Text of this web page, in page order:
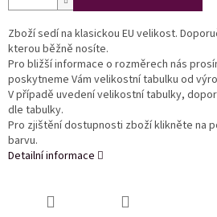
Zboží sedí na klasickou EU velikost.
kterou běžně nosíte.
Pro bližší informace o rozměrech nás
poskytneme Vám velikostní tabulku od
V případě uvedení velikostní tabulky,
dle tabulky.
Pro zjištění dostupnosti zboží klikněte na
barvu.
Detailní informace